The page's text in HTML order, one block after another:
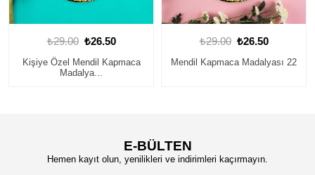
₺29.00 ₺26.50
Mendil Kapmaca Madalyası 22
₺29.00 ₺26.50
Mendil Kapmaca Madalyası 7
E-BÜLTEN
Hemen kayıt olun, yenilikleri ve indirimleri kaçırmayın.